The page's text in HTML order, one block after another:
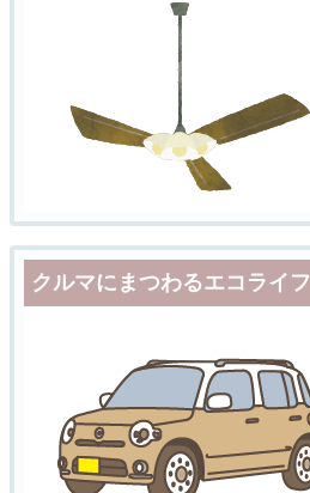
クルマにまつわるエコライフ